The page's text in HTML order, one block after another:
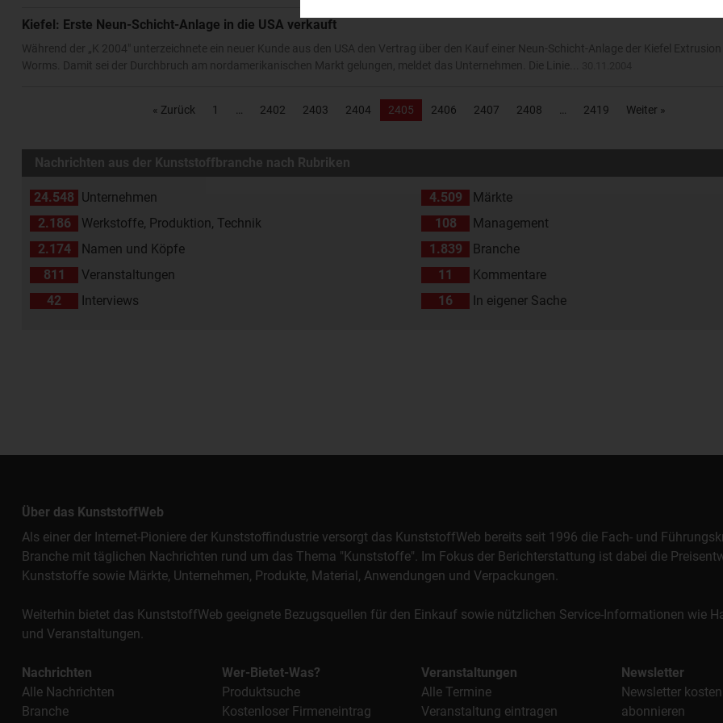
Kiefel: Erste Neun-Schicht-Anlage in die USA verkauft
Während der „K 2004" unterzeichnete ein neuer Kunde aus den USA den Vertrag über den Kauf einer Neun-Schicht-Anlage der Kiefel Extrusion
Worms. Damit sei der Durchbruch am nordamerikanischen Markt gelungen, meldet das Unternehmen. Die Linie...
« Zurück 1 2402 2403 2404 2405 2406 2407 2408 2419 Weiter »
Nachrichten aus der Kunststoffbranche nach Rubriken
24.548 Unternehmen 4.509
Märkte
2.186
Werkstoffe, Produktion, Technik 108
Management
2.174
Namen und Köpfe 1.839
Branche
811
Veranstaltungen 11
Kommentare
42
Interviews 16 In eigener Sache
Über das KunststoffWeb
Als einer der Internet-Pioniere der Kunststoffindustrie versorgt das KunststoffWeb bereits seit 1996 die Fach- und
Branche mit täglichen Nachrichten rund um das Thema "Kunststoffe". Im Fokus der Berichterstattung ist dabei die
Kunststoffe sowie Märkte, Unternehmen, Produkte, Material, Anwendungen und Verpackungen.
Weiterhin bietet das KunststoffWeb geeignete Bezugsquellen für den Einkauf sowie nützlichen Service-Informationen wie
und Veranstaltungen.
Nachrichten
Alle Nachrichten
Branche
Wer-Bietet-Was?
Produktsuche
Kostenloser Firmeneintrag
Veranstaltungen
Alle Termine
Veranstaltung eintragen
Newsletter
Newsletter
abonnieren